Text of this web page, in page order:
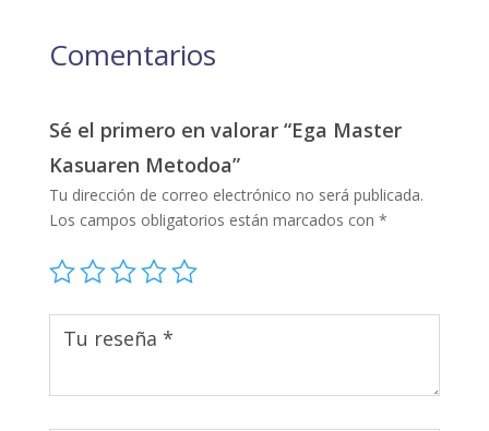
Comentarios
Sé el primero en valorar “Ega Master
Kasuaren Metodoa”
Tu dirección de correo electrónico no será publicada.
Los campos obligatorios están marcados con *